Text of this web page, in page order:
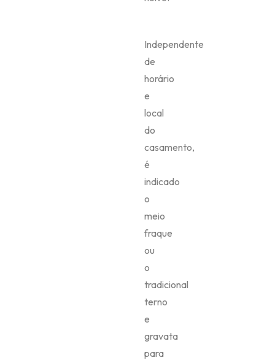
Independente
de
horário
e
local
do
casamento,
é
indicado
o
meio
fraque
ou
o
tradicional
terno
e
gravata
para